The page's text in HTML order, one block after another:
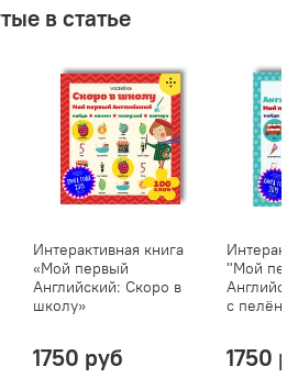
в статье
Интерактивная книга
«Мой первый
Английский: Скоро в
школу»
1750 руб
"Мой
с
1750